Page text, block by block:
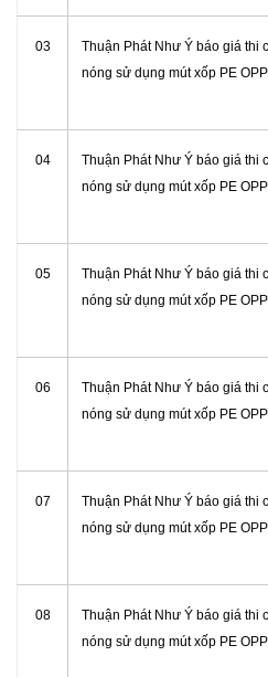
03
Thuận Phát Như Ý báo giá thi
nóng sử dụng mút xốp PE
04
Thuận Phát Như Ý báo giá thi
nóng sử dụng mút xốp PE
05
Thuận Phát Như Ý báo giá thi
nóng sử dụng mút xốp PE
06
Thuận Phát Như Ý báo giá thi
nóng sử dụng mút xốp PE
07
Thuận Phát Như Ý báo giá thi
nóng sử dụng mút xốp PE
08
Thuận Phát Như Ý báo giá thi
nóng sử dụng mút xốp PE